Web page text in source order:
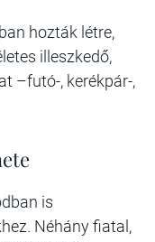
hozták létre,
illeszkedő,
–futó-, kerékpár-,
is
Néhány fiatal,